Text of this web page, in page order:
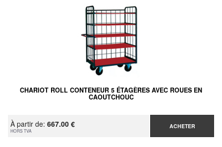
CHARIOT ROLL CONTENEUR 5 ÉTAGÈRES AVEC ROUES EN
CAOUTCHOUC
À partir de: 667.00 €
HORS TVA
ACHETER